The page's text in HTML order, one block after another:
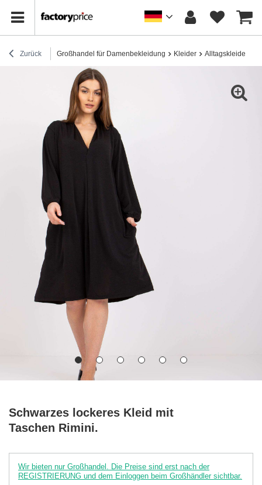
Zurück Großhandel für Damenbekleidung Kleider Alltagskleider
Schwarzes lockeres Kleid mit
Taschen Rimini.
Wir bieten nur Großhandel. Die Preise sind erst nach der
REGISTRIERUNG und dem Einloggen beim Großhändler sichtbar.